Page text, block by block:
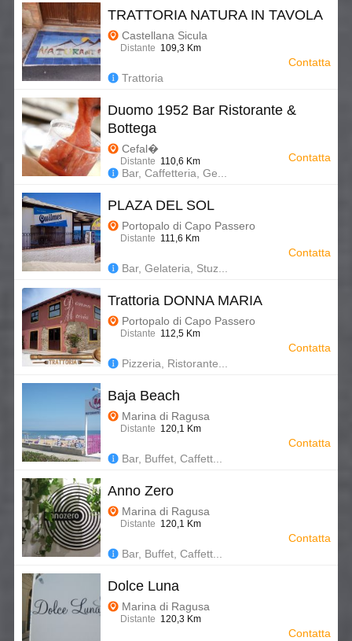
TRATTORIA NATURA IN TAVOLA
Castellana Sicula
Distante 109,3 Km
Trattoria
Contatta
Duomo 1952 Bar Ristorante &
Bottega
Cefal�
Distante 110,6 Km
Bar, Caffetteria, Ge...
Contatta
PLAZA DEL SOL
Portopalo di Capo Passero
Distante 111,6 Km
Bar, Gelateria, Stuz...
Contatta
Trattoria DONNA MARIA
Portopalo di Capo Passero
Distante 112,5 Km
Pizzeria, Ristorante...
Contatta
Baja Beach
Marina di Ragusa
Distante 120,1 Km
Bar, Buffet, Caffett...
Contatta
Anno Zero
Marina di Ragusa
Distante 120,1 Km
Bar, Buffet, Caffett...
Contatta
Dolce Luna
Marina di Ragusa
Distante 120,3 Km
Contatta